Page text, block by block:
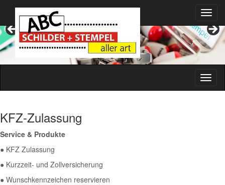
KFZ-Zulassung
Service & Produkte
● KFZ Zulassung
● Kurzzeit- und Zollversicherung
● Wunschkennzeichen reservieren